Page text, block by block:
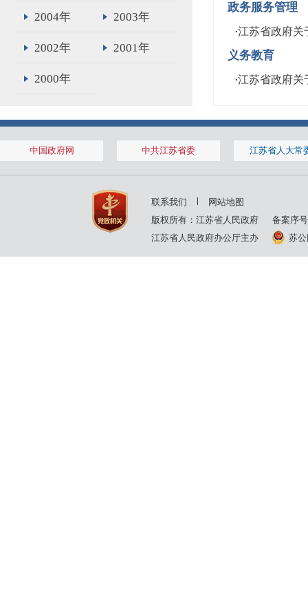
2004年 2003年
2002年 2001年
2000年
政务服务管理
·江苏省政府关
义务教育
·江苏省政府关
中国政府网 中共江苏省委 江苏省人大常
联系我们
网站地图
版权所有：江苏省人民政府
备案序
江苏省人民政府办公厅主办
苏